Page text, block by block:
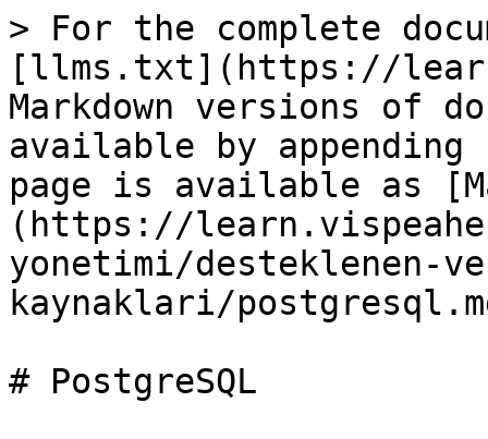
> For the complete
[llms.txt](https://
Markdown versions of
available by
page is available as
(https://
yonetimi/desteklenen-
kaynaklari/
# PostgreSQL